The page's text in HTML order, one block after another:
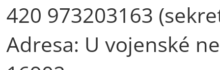
420 973203163
Adresa: U vojenské